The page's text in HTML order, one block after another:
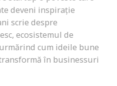
deveni inspirație
scrie despre
ecosistemul de
cum ideile bune
în businessuri